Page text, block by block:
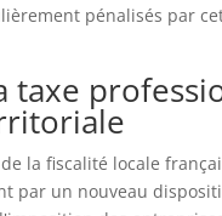
pénalisés par
taxe
la fiscalité locale
par un nouveau